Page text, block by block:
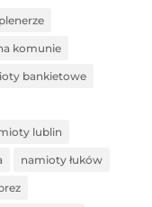
komunie
bankietowe
lublin
namioty łuków